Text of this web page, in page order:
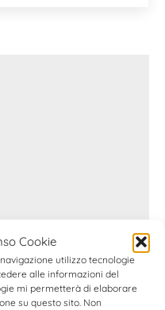
Cookie
utilizzo tecnologie
alle informazioni del
mi permetterà di elaborare
su questo sito. Non